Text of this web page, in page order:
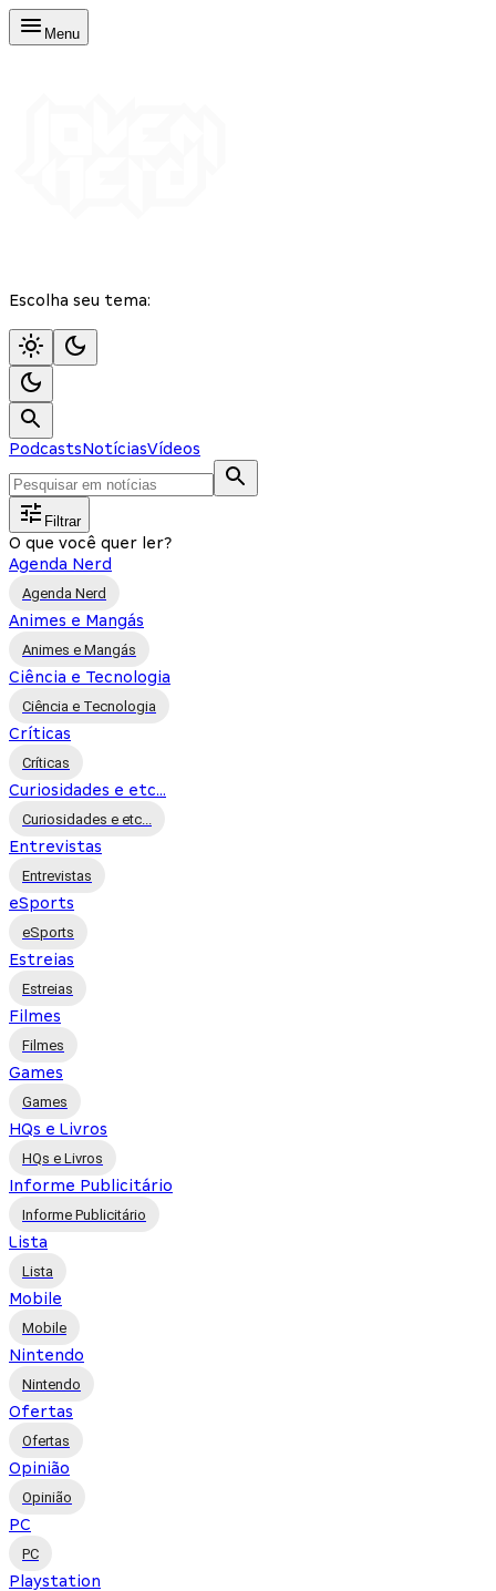
Menu
Escolha seu tema:
PodcastsNotíciasVídeos
Filtrar
O que você quer ler?
Agenda Nerd
Agenda Nerd
Animes e Mangás
Animes e Mangás
Ciência e Tecnologia
Ciência e Tecnologia
Críticas
Críticas
Curiosidades e etc...
Curiosidades e etc...
Entrevistas
Entrevistas
eSports
eSports
Estreias
Estreias
Filmes
Filmes
Games
Games
HQs e Livros
HQs e Livros
Informe Publicitário
Informe Publicitário
Lista
Lista
Mobile
Mobile
Nintendo
Nintendo
Ofertas
Ofertas
Opinião
Opinião
PC
PC
Playstation